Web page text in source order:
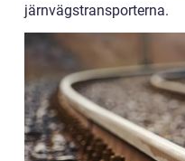
järnvägstransporterna.